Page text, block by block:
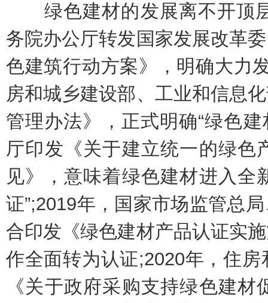
绿色建材的发展离不开顶
务院办公厅转发国家发展改革
色建筑行动方案》，明确大力
房和城乡建设部、工业和信息
管理办法》，正式明确“绿色
厅印发《关于建立统一的绿色
见》，意味着绿色建材进入
证”;2019年，国家市场监管总
合印发《绿色建材产品认证实
作全面转为认证;2020年，住
《关于政府采购支持绿色建